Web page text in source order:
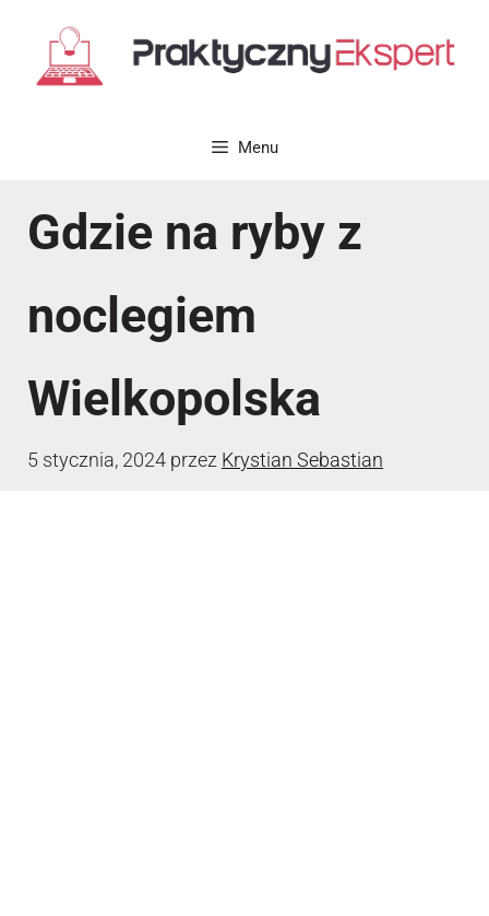
Menu
Gdzie na ryby z
noclegiem
Wielkopolska
5 stycznia, 2024 przez Krystian Sebastian